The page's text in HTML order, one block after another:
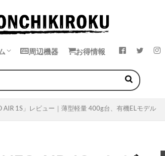
ト
周辺機器 お得情報
AIR 1S」レビュー｜薄型軽量 400g台、有機ELモデル